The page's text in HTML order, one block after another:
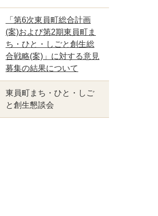
「第6次東員町総合計画
(案)および第2期東員町ま
ち・ひと・しごと創生総
合戦略(案)」に対する意見
募集の結果について
東員町まち・ひと・しご
と創生懇談会